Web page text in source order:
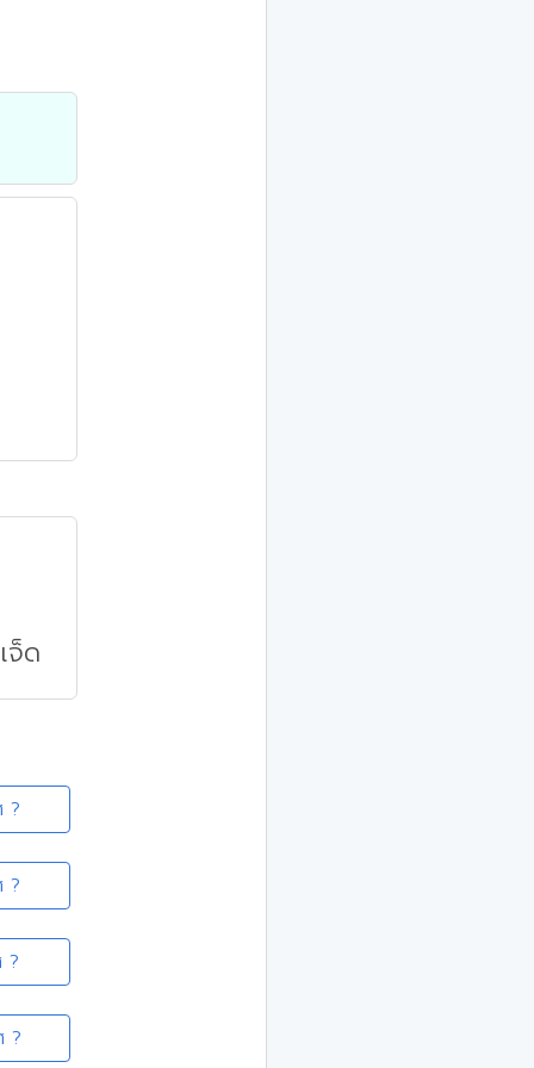
จ็ด
?
?
?
?